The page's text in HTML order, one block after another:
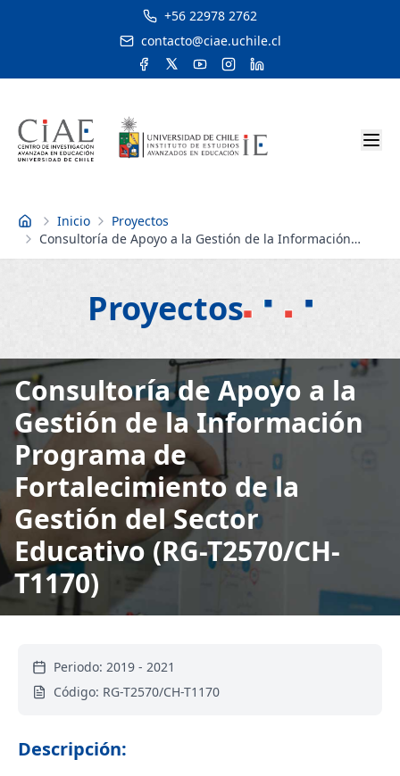
+56 22978 2762
contacto@ciae.uchile.cl
Inicio Inicio
Proyectos
Consultoría de Apoyo a la Gestión de la Información
Programa de Fortalecimiento de la Gestión del Sector
Proyectos
Consultoría de Apoyo a la
Gestión de la Información
Programa de
Fortalecimiento de la
Gestión del Sector
Educativo (RG-T2570/CH-
T1170)
Periodo: 2019 - 2021
Código: RG-T2570/CH-T1170
Descripción: